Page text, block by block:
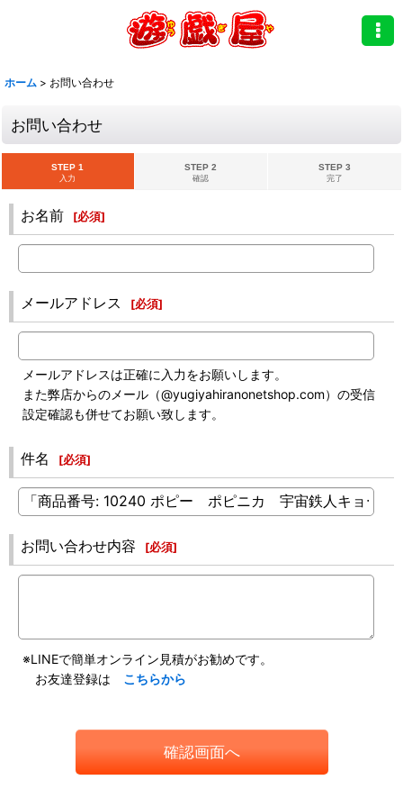
ホーム > お問い合わせ
お問い合わせ
STEP 1
入力
STEP 2
確認
STEP 3
完了
お名前 [必須]
メールアドレス [必須]
メールアドレスは正確に入力をお願いします。
また弊店からのメール（@yugiyahiranonetshop.com）の受信
設定確認も併せてお願い致します。
件名 [必須]
お問い合わせ内容 [必須]
※LINEで簡単オンライン見積がお勧めです。
お友達登録は こちらから
確認画面へ